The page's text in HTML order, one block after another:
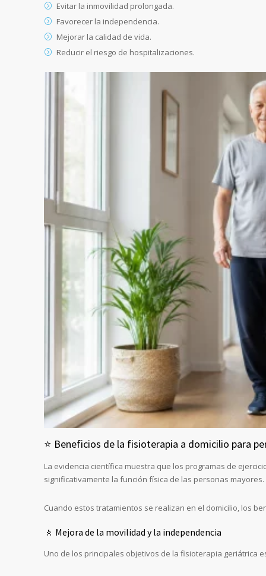
Evitar la inmovilidad prolongada.
Favorecer la independencia.
Mejorar la calidad de vida.
Reducir el riesgo de hospitalizaciones.
⭐ Beneficios de la fisioterapia a domicilio para
La evidencia científica muestra que los programas de
significativamente la función física de las personas mayores.
Cuando estos tratamientos se realizan en el domicilio, los
🚶 Mejora de la movilidad y la independencia
Uno de los principales objetivos de la fisioterapia geriátrica